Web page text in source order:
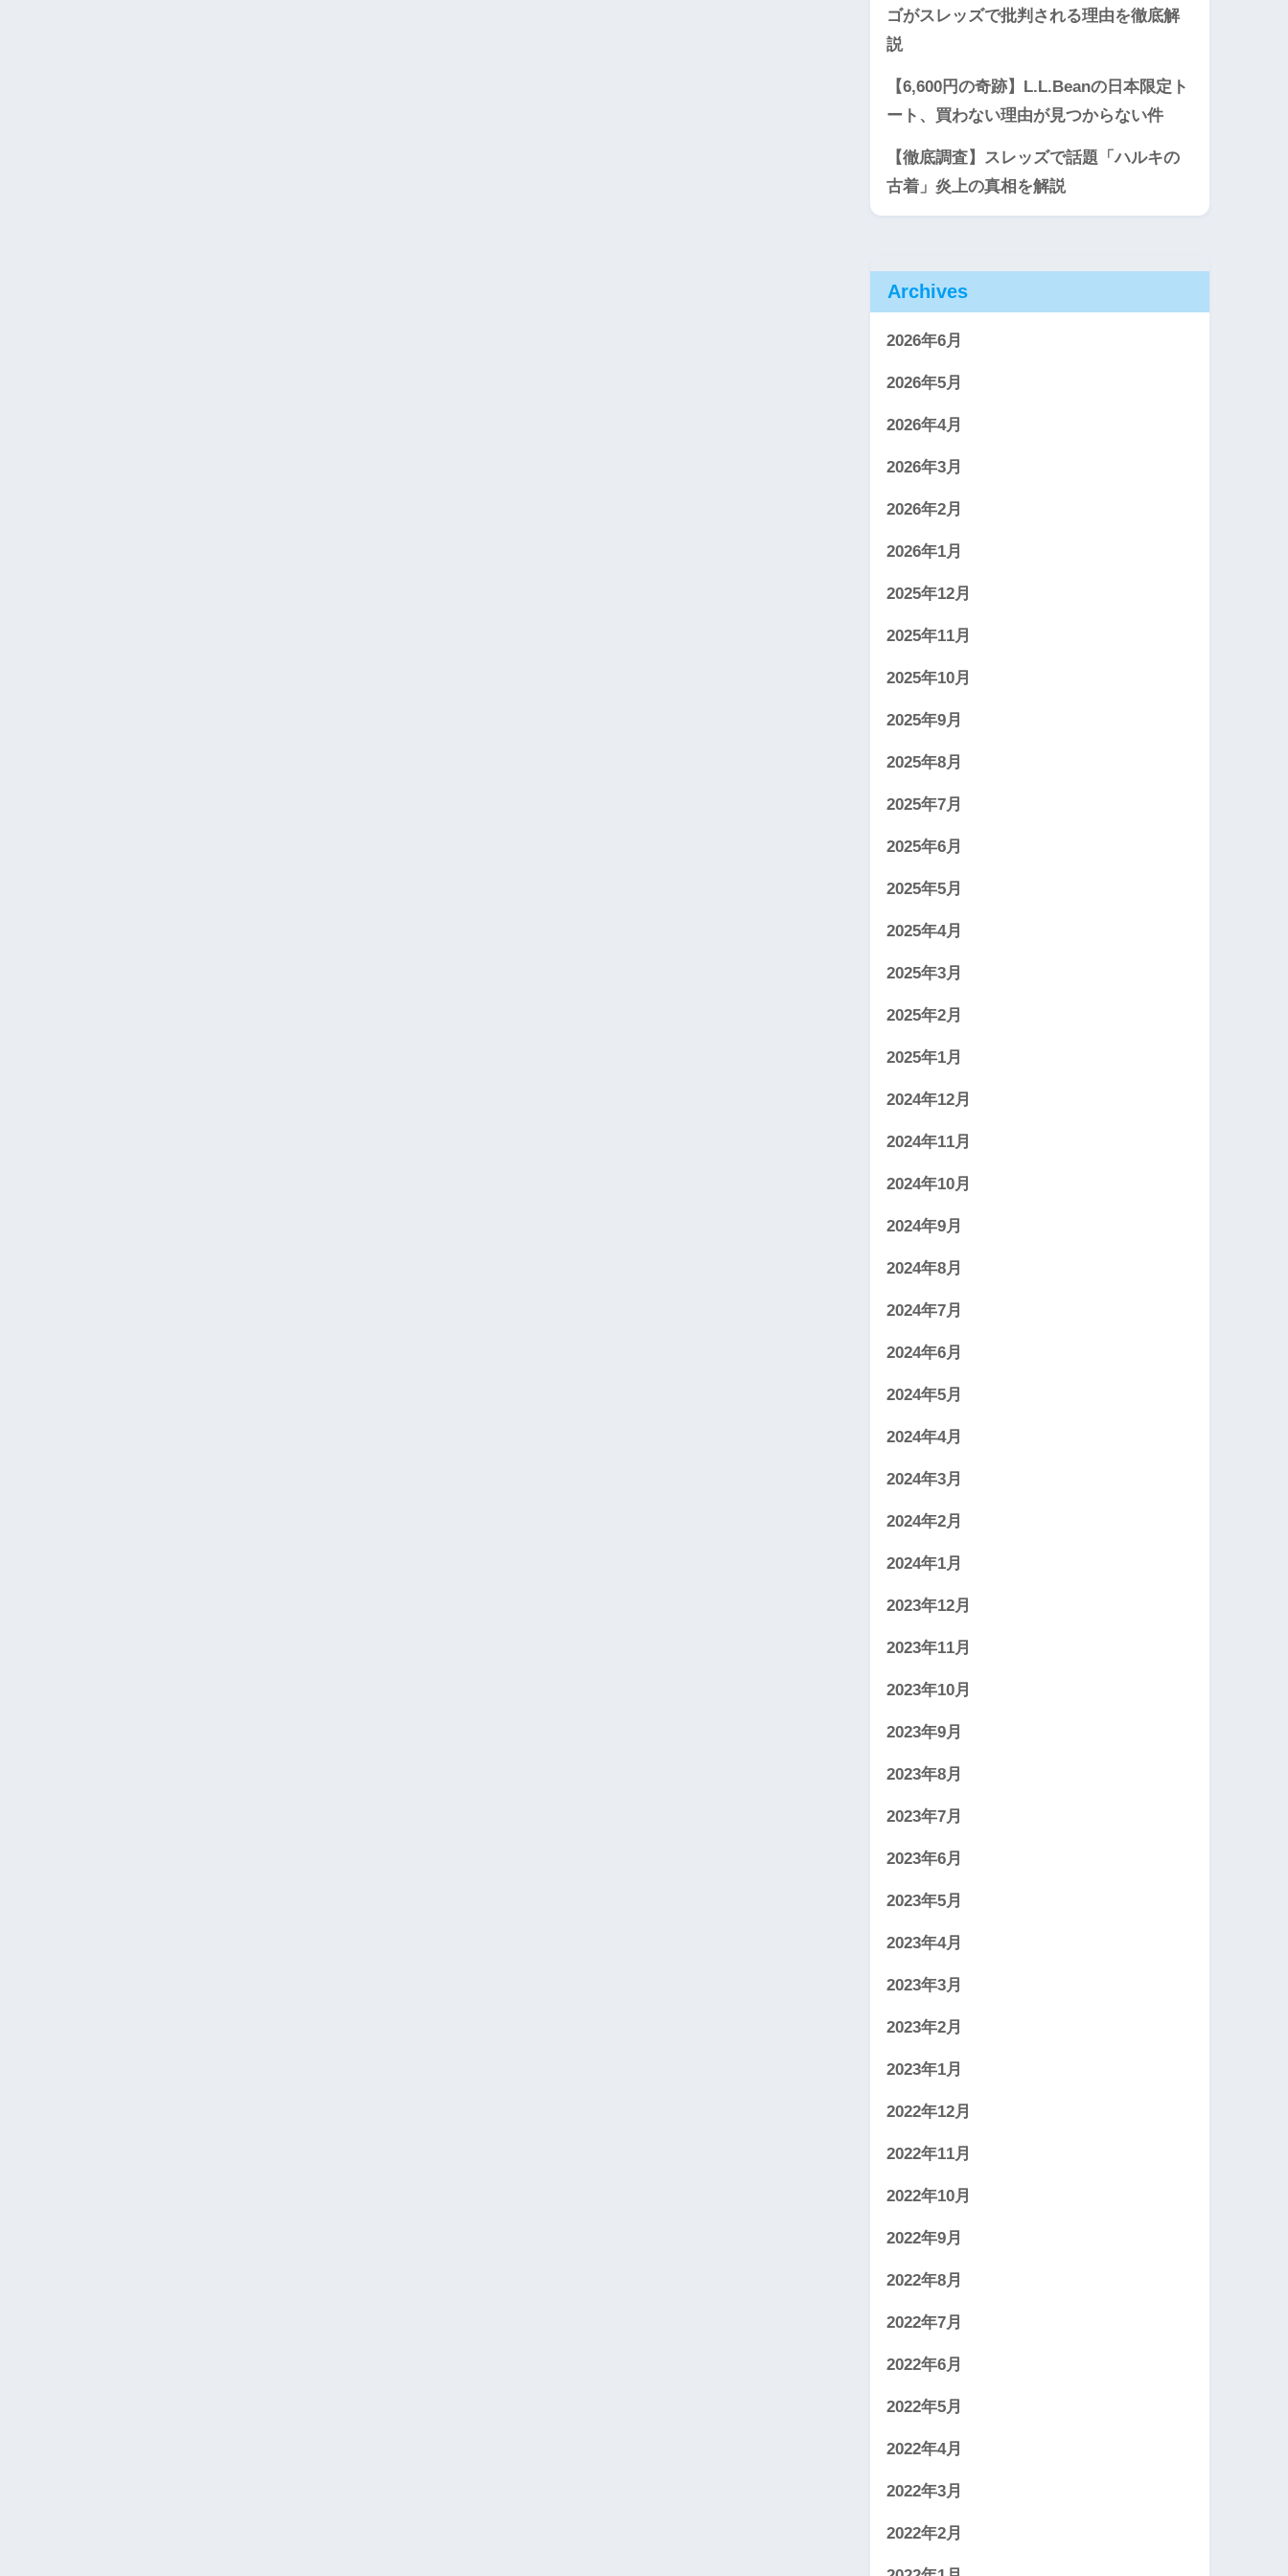
ゴがスレッズで批判される理由を徹底解
説
【6,600円の奇跡】L.L.Beanの日本限定ト
ート、買わない理由が見つからない件
【徹底調査】スレッズで話題「ハルキの
古着」炎上の真相を解説
Archives
2026年6月
2026年5月
2026年4月
2026年3月
2026年2月
2026年1月
2025年12月
2025年11月
2025年10月
2025年9月
2025年8月
2025年7月
2025年6月
2025年5月
2025年4月
2025年3月
2025年2月
2025年1月
2024年12月
2024年11月
2024年10月
2024年9月
2024年8月
2024年7月
2024年6月
2024年5月
2024年4月
2024年3月
2024年2月
2024年1月
2023年12月
2023年11月
2023年10月
2023年9月
2023年8月
2023年7月
2023年6月
2023年5月
2023年4月
2023年3月
2023年2月
2023年1月
2022年12月
2022年11月
2022年10月
2022年9月
2022年8月
2022年7月
2022年6月
2022年5月
2022年4月
2022年3月
2022年2月